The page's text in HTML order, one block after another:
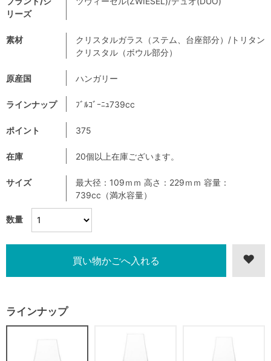
数量
リーズ
素材
クリスタルガラス（ステム、台座部分）/トリタン
クリスタル（ボウル部分）
原産国 ハンガリー
ラインナップ ﾌﾞﾙｺﾞｰﾆｭ739cc
ポイント 375
在庫 20個以上在庫ございます。
サイズ
最大径：109ｍｍ 高さ：229ｍｍ 容量：
739cc（満水容量）
ラインナップ